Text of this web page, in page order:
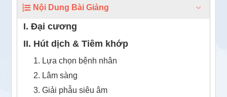
Nội Dung Bài Giảng
I. Đại cương
II. Hút dịch & Tiêm khớp
1. Lựa chọn bệnh nhân
2. Lâm sàng
3. Giải phẫu siêu âm